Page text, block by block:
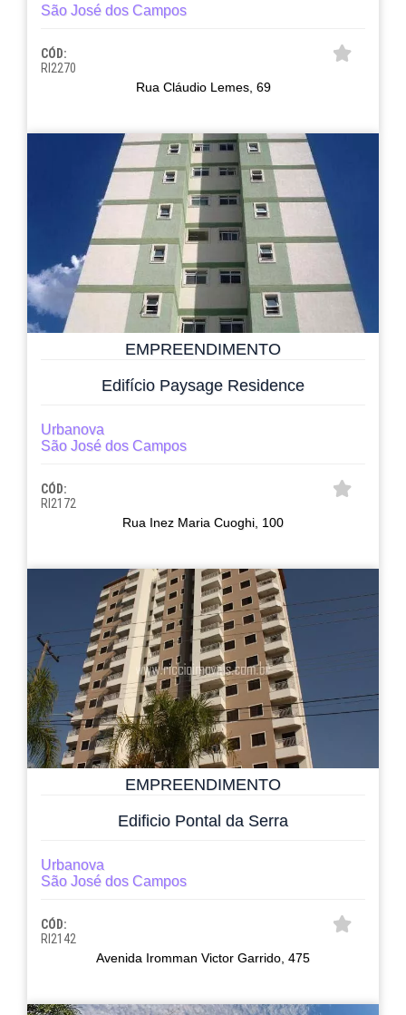
São José dos Campos
CÓD:
RI2270
Rua Cláudio Lemes, 69
EMPREENDIMENTO
Edifício Paysage Residence
Urbanova
São José dos Campos
CÓD:
RI2172
Rua Inez Maria Cuoghi, 100
EMPREENDIMENTO
Edificio Pontal da Serra
Urbanova
São José dos Campos
CÓD:
RI2142
Avenida Iromman Victor Garrido, 475